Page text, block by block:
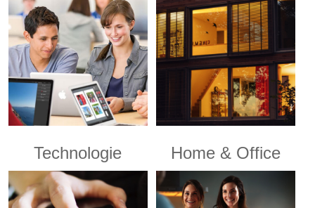
Technologie Home & Office